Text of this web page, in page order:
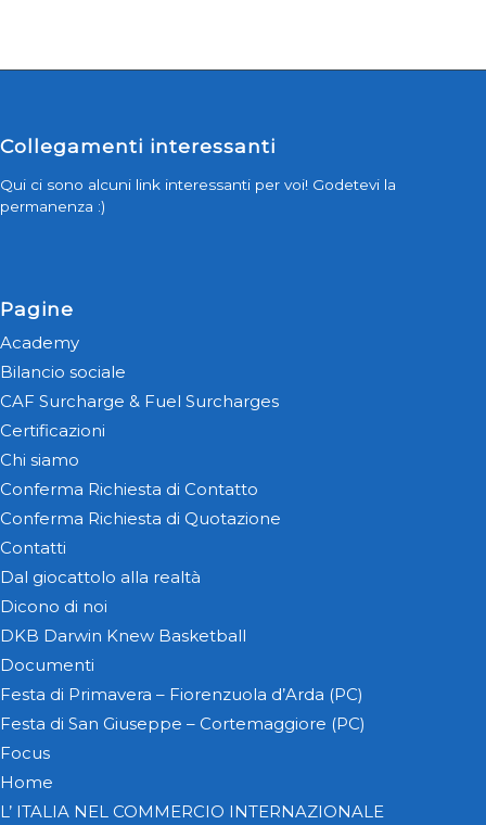
Collegamenti interessanti
Qui ci sono alcuni link interessanti per voi! Godetevi la
permanenza :)
Pagine
Academy
Bilancio sociale
CAF Surcharge & Fuel Surcharges
Certificazioni
Chi siamo
Conferma Richiesta di Contatto
Conferma Richiesta di Quotazione
Contatti
Dal giocattolo alla realtà
Dicono di noi
DKB Darwin Knew Basketball
Documenti
Festa di Primavera – Fiorenzuola d’Arda (PC)
Festa di San Giuseppe – Cortemaggiore (PC)
Focus
Home
L’ ITALIA NEL COMMERCIO INTERNAZIONALE